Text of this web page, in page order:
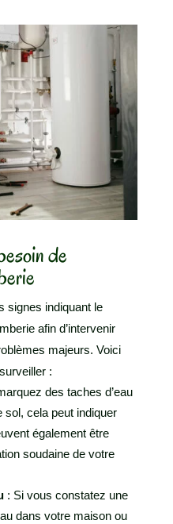
de
signes indiquant le
afin d’intervenir
majeurs. Voici
:
des taches d’eau
sol, cela peut indiquer
également être
soudaine de votre
: Si vous constatez une
dans votre maison ou